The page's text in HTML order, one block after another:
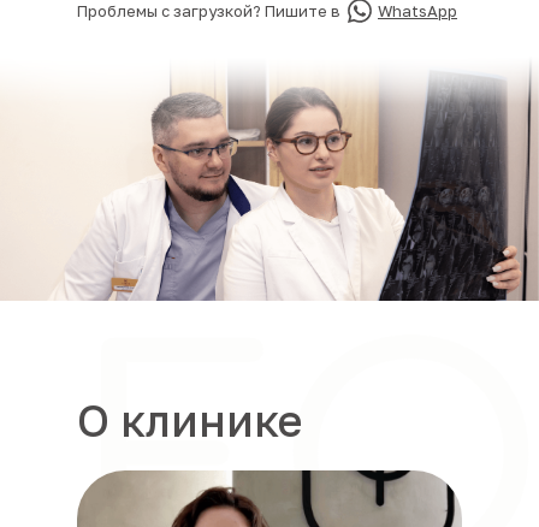
Проблемы с загрузкой? Пишите в WhatsApp
О клинике